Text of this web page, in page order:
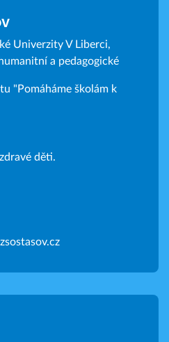
Univerzity V Liberci,
a pedagogické
"Pomáháme školám k
děti.